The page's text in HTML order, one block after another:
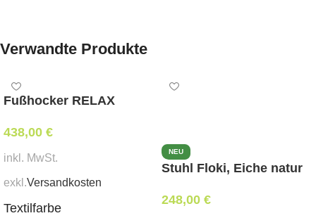
Verwandte Produkte
Fußhocker RELAX
438,00 €
inkl. MwSt.
exkl.Versandkosten
Textilfarbe
NEU
Stuhl Floki, Eiche natur
248,00 €